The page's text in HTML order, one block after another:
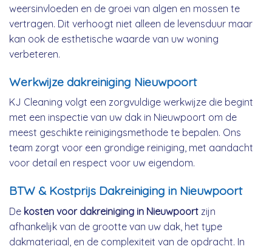
weersinvloeden en de groei van algen en mossen te
vertragen. Dit verhoogt niet alleen de levensduur maar
kan ook de esthetische waarde van uw woning
verbeteren.
Werkwijze dakreiniging Nieuwpoort
KJ Cleaning volgt een zorgvuldige werkwijze die begint
met een inspectie van uw dak in Nieuwpoort om de
meest geschikte reinigingsmethode te bepalen. Ons
team zorgt voor een grondige reiniging, met aandacht
voor detail en respect voor uw eigendom.
BTW & Kostprijs Dakreiniging in Nieuwpoort
De kosten voor dakreiniging in Nieuwpoort zijn
afhankelijk van de grootte van uw dak, het type
dakmateriaal, en de complexiteit van de opdracht. In